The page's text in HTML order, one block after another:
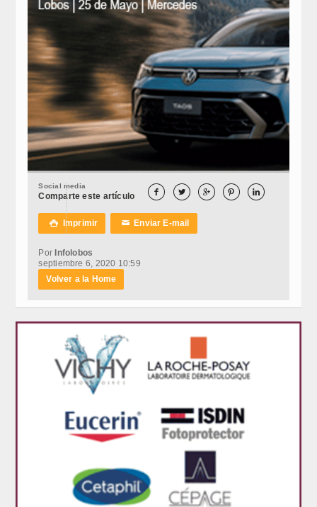
Social media
Comparte este artículo     
 Imprimir ✉Enviar E-mail
Por Infolobos
septiembre 6, 2020 10:59
Volver a la Home